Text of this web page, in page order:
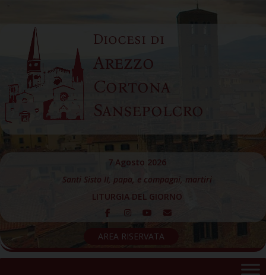
content
Diocesi di
Arezzo
Cortona
Sansepolcro
7 Agosto 2026
Santi Sisto II, papa, e compagni, martiri
LITURGIA DEL GIORNO
AREA RISERVATA